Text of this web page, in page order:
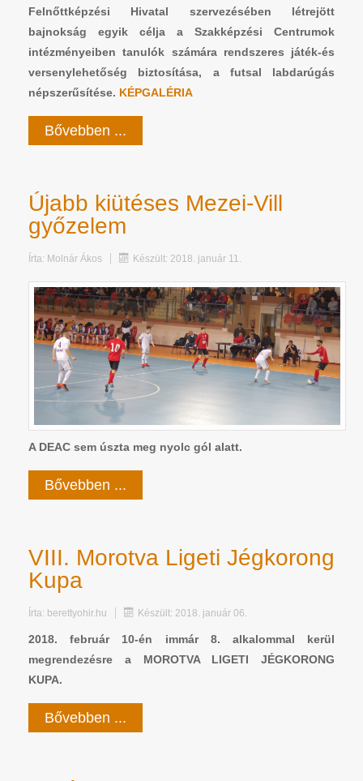
Felnőttképzési Hivatal szervezésében létrejött
bajnokság egyik célja a Szakképzési Centrumok
intézményeiben tanulók számára rendszeres játék-és
versenylehetőség biztosítása, a futsal labdarúgás
népszerűsítése. KÉPGALÉRIA
Bővebben ...
Újabb kiütéses Mezei-Vill
győzelem
Írta: Molnár Ákos Készült: 2018. január 11.
A DEAC sem úszta meg nyolc gól alatt.
Bővebben ...
VIII. Morotva Ligeti Jégkorong
Kupa
Írta: berettyohir.hu Készült: 2018. január 06.
2018. február 10-én immár 8. alkalommal kerül
megrendezésre a MOROTVA LIGETI JÉGKORONG
KUPA.
Bővebben ...